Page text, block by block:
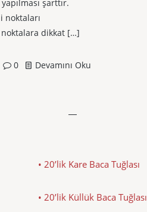
şarttır.
noktaları
dikkat[…]
0 Devamını Oku
• 20’lik Kare Baca Tuğlası
• 20’lik Küllük Baca Tuğlası